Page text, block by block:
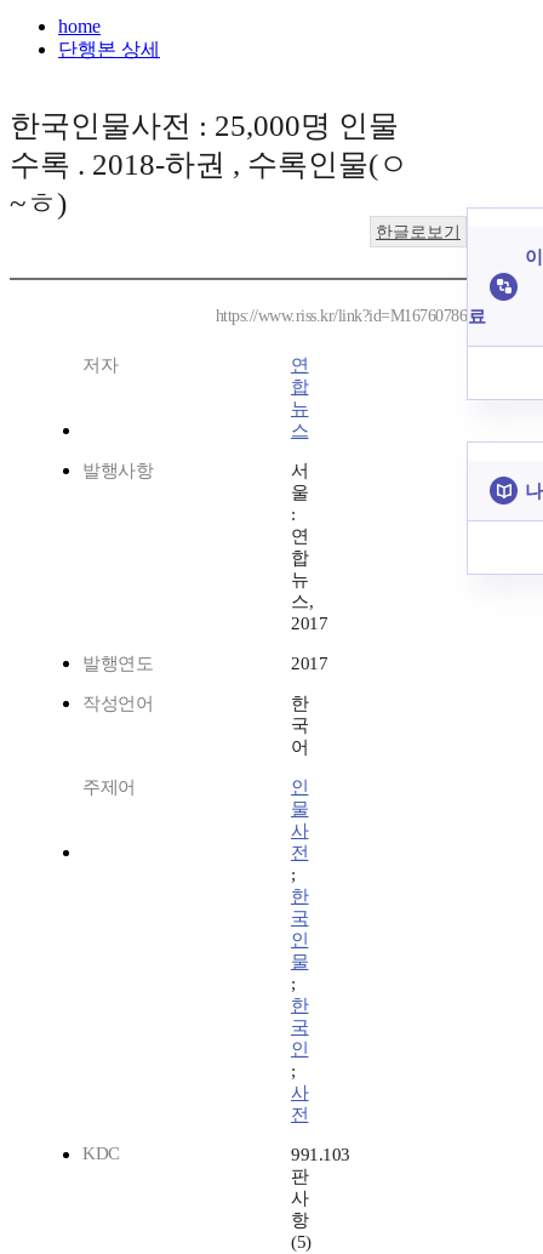
home
단행본 상세
한국인물사전 : 25,000명 인물
수록 . 2018-하권 , 수록인물(ㅇ
~ㅎ)
한글로보기
https://www.riss.kr/link?id=M16760786
저자
연
합
뉴
스
발행사항
서
울
:
연
합
뉴
스,
2017
발행연도 2017
작성언어
한
국
어
주제어
인
물
사
전
;
한
국
인
물
;
한
국
인
;
사
전
KDC
991.103
판
사
항
(5)
료